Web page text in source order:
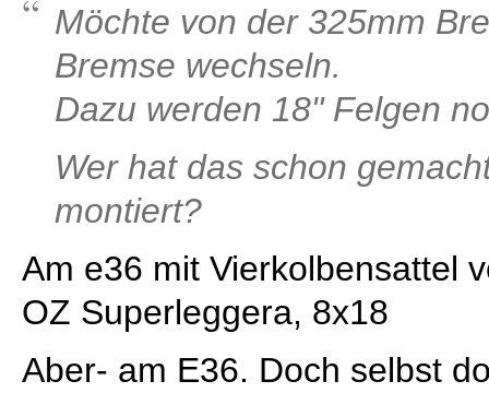
Möchte von der 325mm
Bremse wechseln.
Dazu werden 18" Felgen
Wer hat das schon
montiert?
Am e36 mit Vierkolbensattel
OZ Superleggera, 8x18
Aber- am E36. Doch selbst